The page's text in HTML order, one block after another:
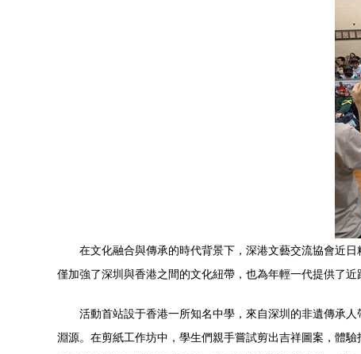
在文化融合與傳承的時代背景下，深港文藝交流協會近
僅加強了深圳與香港之間的文化紐帶，也為年輕一代提供了近
活動首站設于香港一所知名中學，來自深圳的非遺傳承
淵源。在剪紙工作坊中，學生們親手嘗試剪出吉祥圖案，體